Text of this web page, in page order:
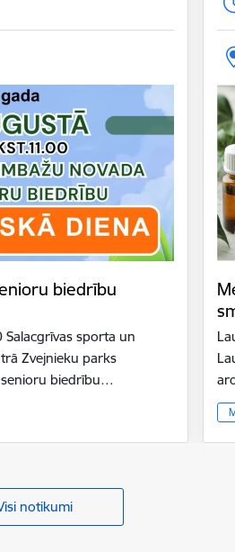
biedrību
sporta un
Zvejnieku parks
biedrību…
notikumi